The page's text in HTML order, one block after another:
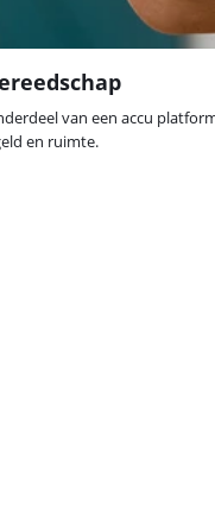
van een accu
en ruimte.